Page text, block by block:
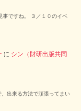
事ですね。 ３／１０のイベ
に シン（財研出版共同
出来る方法で頑張ってまい